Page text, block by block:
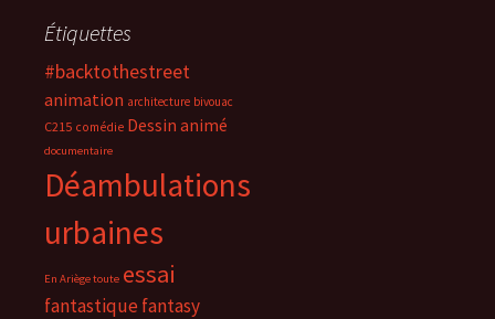
Étiquettes
#backtothestreet
animation architecture bivouac
C215 comédie Dessin animé
documentaire
Déambulations
urbaines
En Ariège toute essai
fantastiquefantasy